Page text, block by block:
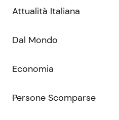
Attualità Italiana
Dal Mondo
Economia
Persone Scomparse